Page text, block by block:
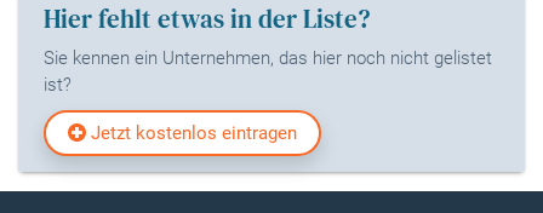
Hier fehlt etwas in der Liste?
Sie kennen ein Unternehmen, das hier noch nicht gelistet
ist?
Jetzt kostenlos eintragen